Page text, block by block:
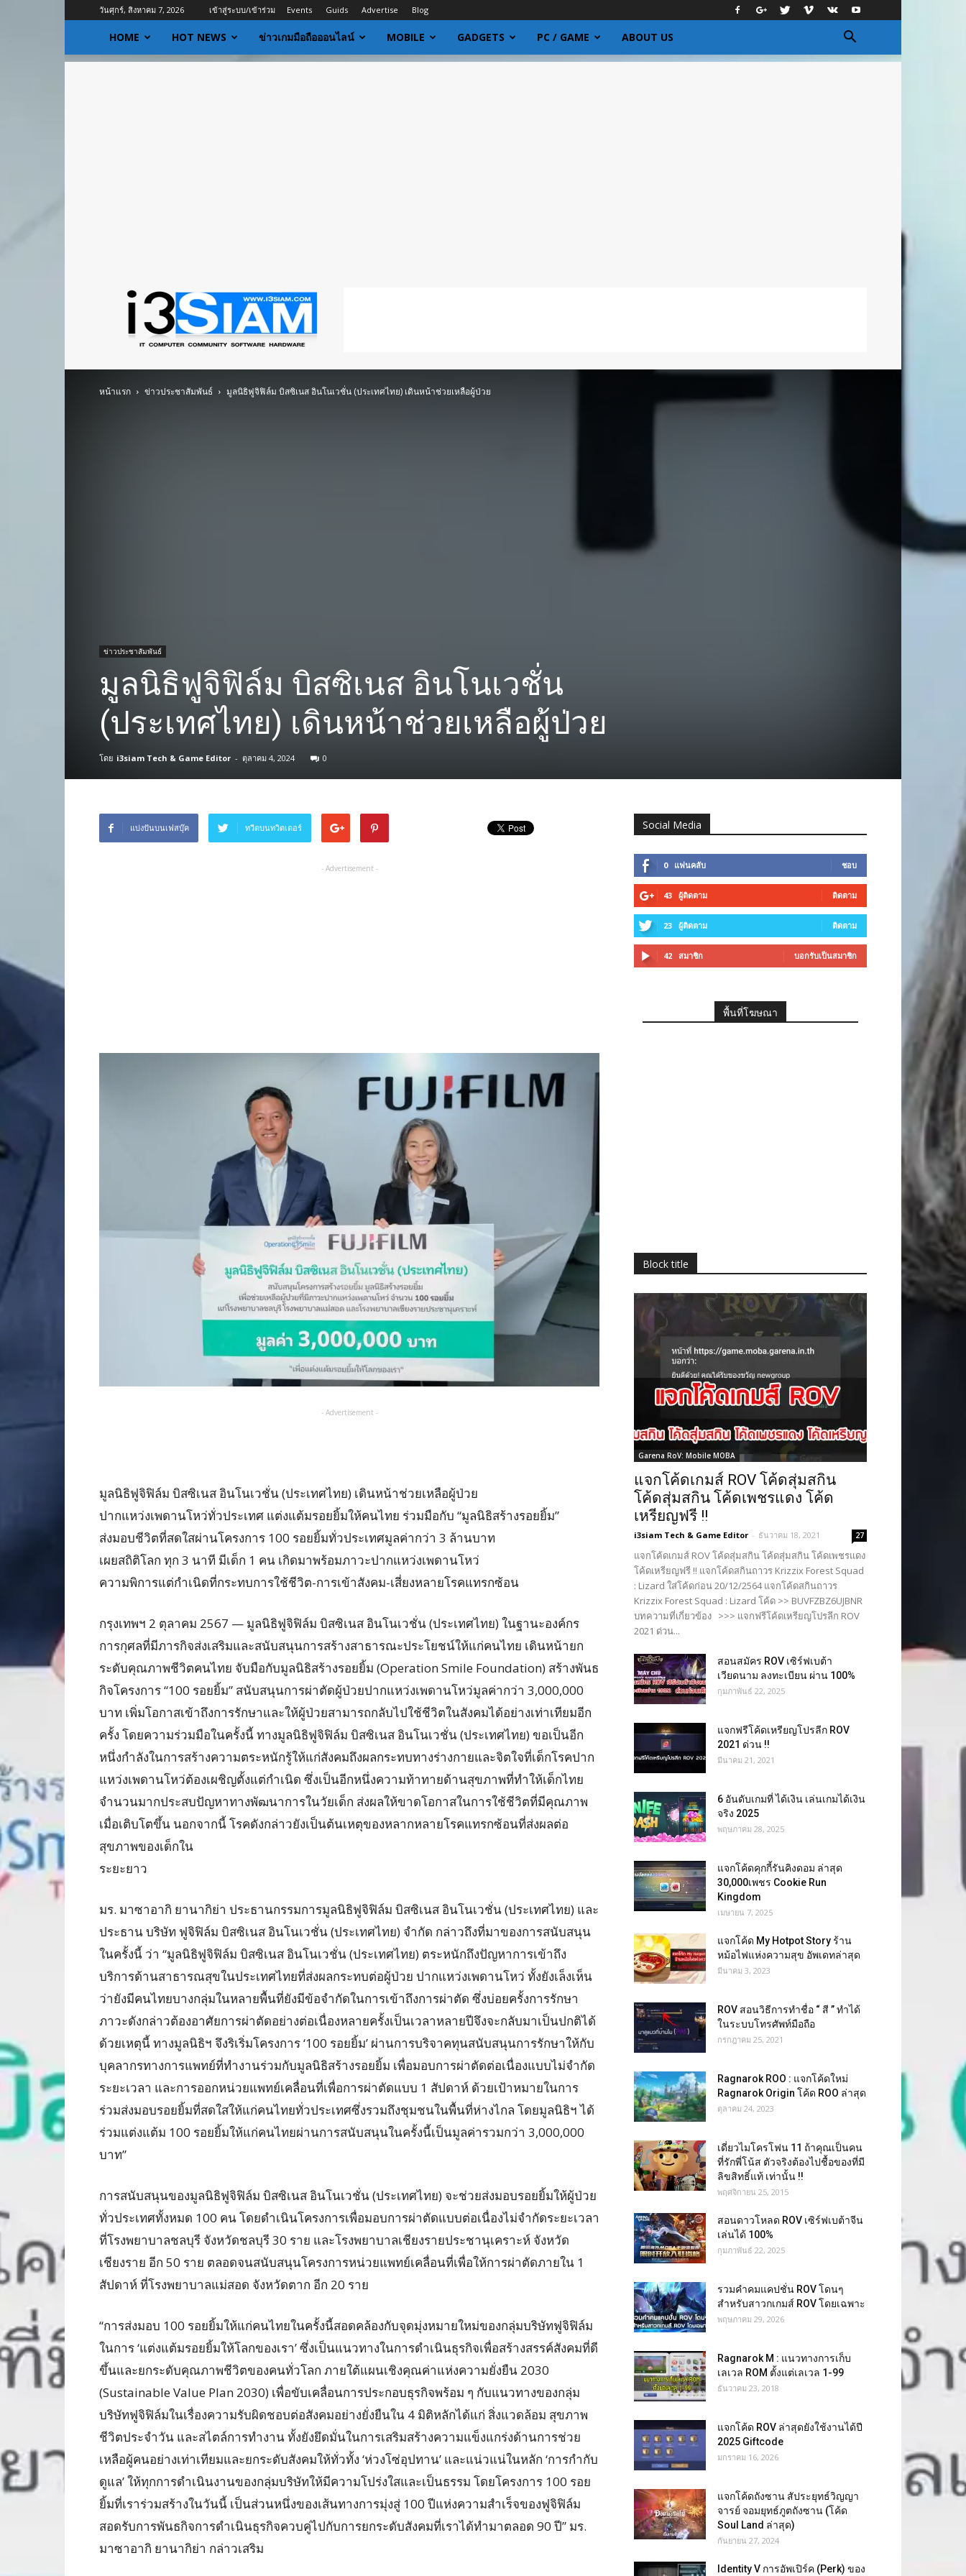
วันศุกร์, สิงหาคม 7, 2026 เข้าสู่ระบบ/เข้าร่วม Events Guids Advertise Blog
HOME HOT NEWS ข่าวเกมมือถือออนไลน์ MOBILE GADGETS PC / GAME ABOUT US
I3siam
ข่าว
ไอที
ข้อมูล
ข่าวสาร
หน้าแรก ข่าวประชาสัมพันธ์ มูลนิธิฟูจิฟิล์ม บิสซิเนส อินโนเวชั่น (ประเทศไทย) เดินหน้าช่วยเหลือผู้ป่วย
ข่าวประชาสัมพันธ์
มูลนิธิฟูจิฟิล์ม บิสซิเนส อินโนเวชั่น
(ประเทศไทย) เดินหน้าช่วยเหลือผู้ป่วย
โดย i3siam Tech & Game Editor - ตุลาคม 4, 2024 0
แบ่งปันบนเฟสบุ๊ค ทวีตบนทวิตเตอร์
- Advertisement -
- Advertisement -
มูลนิธิฟูจิฟิล์ม บิสซิเนส อินโนเวชั่น (ประเทศไทย) เดินหน้าช่วยเหลือผู้ป่วย
ปากแหว่งเพดานโหว่ทั่วประเทศ แต่งแต้มรอยยิ้มให้คนไทย ร่วมมือกับ “มูลนิธิสร้างรอยยิ้ม”
ส่งมอบชีวิตที่สดใสผ่านโครงการ 100 รอยยิ้มทั่วประเทศมูลค่ากว่า 3 ล้านบาท
เผยสถิติโลก ทุก 3 นาที มีเด็ก 1 คน เกิดมาพร้อมภาวะปากแหว่งเพดานโหว่
ความพิการแต่กำเนิดที่กระทบการใช้ชีวิต-การเข้าสังคม-เสี่ยงหลายโรคแทรกซ้อน
กรุงเทพฯ 2 ตุลาคม 2567 — มูลนิธิฟูจิฟิล์ม บิสซิเนส อินโนเวชั่น (ประเทศไทย) ในฐานะองค์กร
การกุศลที่มีภารกิจส่งเสริมและสนับสนุนการสร้างสาธารณะประโยชน์ให้แก่คนไทย เดินหน้ายก
ระดับคุณภาพชีวิตคนไทย จับมือกับมูลนิธิสร้างรอยยิ้ม (Operation Smile Foundation) สร้างพันธ
กิจโครงการ “100 รอยยิ้ม” สนับสนุนการผ่าตัดผู้ป่วยปากแหว่งเพดานโหว่มูลค่ากว่า 3,000,000
บาท เพิ่มโอกาสเข้าถึงการรักษาและให้ผู้ป่วยสามารถกลับไปใช้ชีวิตในสังคมได้อย่างเท่าเทียมอีก
ครั้ง โดยความร่วมมือในครั้งนี้ ทางมูลนิธิฟูจิฟิล์ม บิสซิเนส อินโนเวชั่น (ประเทศไทย) ขอเป็นอีก
หนึ่งกำลังในการสร้างความตระหนักรู้ให้แก่สังคมถึงผลกระทบทางร่างกายและจิตใจที่เด็กโรคปาก
แหว่งเพดานโหว่ต้องเผชิญตั้งแต่กำเนิด ซึ่งเป็นอีกหนึ่งความท้าทายด้านสุขภาพที่ทำให้เด็กไทย
จำนวนมากประสบปัญหาทางพัฒนาการในวัยเด็ก ส่งผลให้ขาดโอกาสในการใช้ชีวิตที่มีคุณภาพ
เมื่อเติบโตขึ้น นอกจากนี้ โรคดังกล่าวยังเป็นต้นเหตุของหลากหลายโรคแทรกซ้อนที่ส่งผลต่อ
สุขภาพของเด็กใน
ระยะยาว
มร. มาซาอากิ ยานากิย่า ประธานกรรมการมูลนิธิฟูจิฟิล์ม บิสซิเนส อินโนเวชั่น (ประเทศไทย) และ
ประธาน บริษัท ฟูจิฟิล์ม บิสซิเนส อินโนเวชั่น (ประเทศไทย) จำกัด กล่าวถึงที่มาของการสนับสนุน
ในครั้งนี้ ว่า “มูลนิธิฟูจิฟิล์ม บิสซิเนส อินโนเวชั่น (ประเทศไทย) ตระหนักถึงปัญหาการเข้าถึง
บริการด้านสาธารณสุขในประเทศไทยที่ส่งผลกระทบต่อผู้ป่วย ปากแหว่งเพดานโหว่ ทั้งยังเล็งเห็น
ว่ายังมีคนไทยบางกลุ่มในหลายพื้นที่ยังมีข้อจำกัดในการเข้าถึงการผ่าตัด ซึ่งบ่อยครั้งการรักษา
ภาวะดังกล่าวต้องอาศัยการผ่าตัดอย่างต่อเนื่องหลายครั้งเป็นเวลาหลายปีจึงจะกลับมาเป็นปกติได้
ด้วยเหตุนี้ ทางมูลนิธิฯ จึงริเริ่มโครงการ ‘100 รอยยิ้ม’ ผ่านการบริจาคทุนสนับสนุนการรักษาให้กับ
บุคลากรทางการแพทย์ที่ทำงานร่วมกับมูลนิธิสร้างรอยยิ้ม เพื่อมอบการผ่าตัดต่อเนื่องแบบไม่จำกัด
ระยะเวลา และการออกหน่วยแพทย์เคลื่อนที่เพื่อการผ่าตัดแบบ 1 สัปดาห์ ด้วยเป้าหมายในการ
ร่วมส่งมอบรอยยิ้มที่สดใสให้แก่คนไทยทั่วประเทศซึ่งรวมถึงชุมชนในพื้นที่ห่างไกล โดยมูลนิธิฯ ได้
ร่วมแต่งแต้ม 100 รอยยิ้มให้แก่คนไทยผ่านการสนับสนุนในครั้งนี้เป็นมูลค่ารวมกว่า 3,000,000
บาท”
การสนับสนุนของมูลนิธิฟูจิฟิล์ม บิสซิเนส อินโนเวชั่น (ประเทศไทย) จะช่วยส่งมอบรอยยิ้มให้ผู้ป่วย
ทั่วประเทศทั้งหมด 100 คน โดยดำเนินโครงการเพื่อมอบการผ่าตัดแบบต่อเนื่องไม่จำกัดระยะเวลา
ที่โรงพยาบาลชลบุรี จังหวัดชลบุรี 30 ราย และโรงพยาบาลเชียงรายประชานุเคราะห์ จังหวัด
เชียงราย อีก 50 ราย ตลอดจนสนับสนุนโครงการหน่วยแพทย์เคลื่อนที่เพื่อให้การผ่าตัดภายใน 1
สัปดาห์ ที่โรงพยาบาลแม่สอด จังหวัดตาก อีก 20 ราย
“การส่งมอบ 100 รอยยิ้มให้แก่คนไทยในครั้งนี้สอดคล้องกับจุดมุ่งหมายใหม่ของกลุ่มบริษัทฟูจิฟิล์ม
ในการ ‘แต่งแต้มรอยยิ้มให้โลกของเรา’ ซึ่งเป็นแนวทางในการดำเนินธุรกิจเพื่อสร้างสรรค์สังคมที่ดี
ขึ้นและยกระดับคุณภาพชีวิตของคนทั่วโลก ภายใต้แผนเชิงคุณค่าแห่งความยั่งยืน 2030
(Sustainable Value Plan 2030) เพื่อขับเคลื่อนการประกอบธุรกิจพร้อม ๆ กับแนวทางของกลุ่ม
บริษัทฟูจิฟิล์มในเรื่องความรับผิดชอบต่อสังคมอย่างยั่งยืนใน 4 มิติหลักได้แก่ สิ่งแวดล้อม สุขภาพ
ชีวิตประจำวัน และสไตล์การทำงาน ทั้งยังยึดมั่นในการเสริมสร้างความแข็งแกร่งด้านการช่วย
เหลือผู้คนอย่างเท่าเทียมและยกระดับสังคมให้ทั่วทั้ง ‘ห่วงโซ่อุปทาน’ และแน่วแน่ในหลัก ‘การกำกับ
ดูแล’ ให้ทุกการดำเนินงานของกลุ่มบริษัทให้มีความโปร่งใสและเป็นธรรม โดยโครงการ 100 รอย
ยิ้มที่เราร่วมสร้างในวันนี้ เป็นส่วนหนึ่งของเส้นทางการมุ่งสู่ 100 ปีแห่งความสำเร็จของฟูจิฟิล์ม
สอดรับการพันธกิจการดำเนินธุรกิจควบคู่ไปกับการยกระดับสังคมที่เราได้ทำมาตลอด 90 ปี” มร.
มาซาอากิ ยานากิย่า กล่าวเสริม
Social Media
0 แฟนคลับ ชอบ
43 ผู้ติดตาม ติดตาม
23 ผู้ติดตาม ติดตาม
42 สมาชิก บอกรับเป็นสมาชิก
พื้นที่โฆษณา
Block title
Garena RoV: Mobile MOBA
แจกโค้ดเกมส์ ROV โค้ดสุ่มสกิน
โค้ดสุ่มสกิน โค้ดเพชรแดง โค้ด
เหรียญฟรี !!
i3siam Tech & Game Editor - ธันวาคม 18, 2021 27
แจกโค้ดเกมส์ ROV โค้ดสุ่มสกิน โค้ดสุ่มสกิน โค้ดเพชรแดง
โค้ดเหรียญฟรี !! แจกโค้ดสกินถาวร Krizzix Forest Squad
: Lizard ใส่โค้ดก่อน 20/12/2564 แจกโค้ดสกินถาวร
Krizzix Forest Squad : Lizard โค้ด >> BUVFZBZ6UJBNR
บทความที่เกี่ยวข้อง >>> แจกฟรีโค้ดเหรียญโปรลีก ROV
2021 ด่วน...
สอนสมัคร ROV เซิร์ฟเบต้า
เวียดนาม ลงทะเบียน ผ่าน 100%
กุมภาพันธ์ 22, 2025
แจกฟรีโค้ดเหรียญโปรลีก ROV
2021 ด่วน !!
มีนาคม 21, 2021
6 อันดับเกมที่ ได้เงิน เล่นเกมได้เงิน
จริง 2025
พฤษภาคม 28, 2025
แจกโค้ดคุกกี้รันคิงดอม ล่าสุด
30,000เพชร Cookie Run
Kingdom
เมษายน 7, 2025
แจกโค้ด My Hotpot Story ร้าน
หม้อไฟแห่งความสุข อัพเดทล่าสุด
มีนาคม 3, 2023
ROV สอนวิธีการทำชื่อ “ สี ” ทำได้
ในระบบโทรศัพท์มือถือ
กรกฎาคม 25, 2021
Ragnarok ROO : แจกโค้ดใหม่
Ragnarok Origin โค้ด ROO ล่าสุด
ตุลาคม 24, 2023
เดี่ยวไมโครโฟน 11 ถ้าคุณเป็นคน
ที่รักพี่โน้ส ตัวจริงต้องไปชื้อของที่มี
ลิขสิทธิ์แท้ เท่านั้น !!
พฤศจิกายน 25, 2015
สอนดาวโหลด ROV เซิร์ฟเบต้าจีน
เล่นได้ 100%
กุมภาพันธ์ 22, 2025
รวมคำคมแคปชั่น ROV โดนๆ
สำหรับสาวกเกมส์ ROV โดยเฉพาะ
พฤษภาคม 29, 2026
Ragnarok M : แนวทางการเก็บ
เลเวล ROM ตั้งแต่เลเวล 1-99
ธันวาคม 23, 2018
แจกโค้ด ROV ล่าสุดยังใช้งานได้ปี
2025 Giftcode
มกราคม 16, 2026
แจกโค้ดถังซาน สัประยุทธ์วิญญา
จารย์ จอมยุทธ์ภูตถังซาน (โค้ด
Soul Land ล่าสุด)
กันยายน 27, 2024
Identity V การอัพเปิร์ค (Perk) ของ